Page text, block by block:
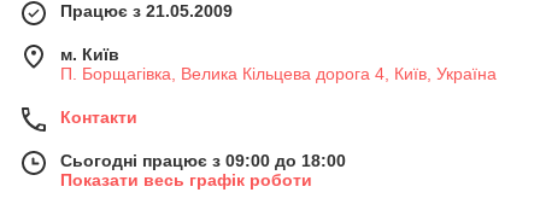
Працює з 21.05.2009
м. Київ
П. Борщагівка, Велика Кільцева дорога 4, Київ, Україна
Контакти
Сьогодні працює з 09:00 до 18:00
Показати весь графік роботи